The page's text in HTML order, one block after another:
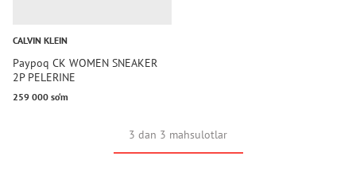
CALVIN KLEIN
Paypoq CK WOMEN SNEAKER
2P PELERINE
259 000 so‘m
3 dan 3 mahsulotlar